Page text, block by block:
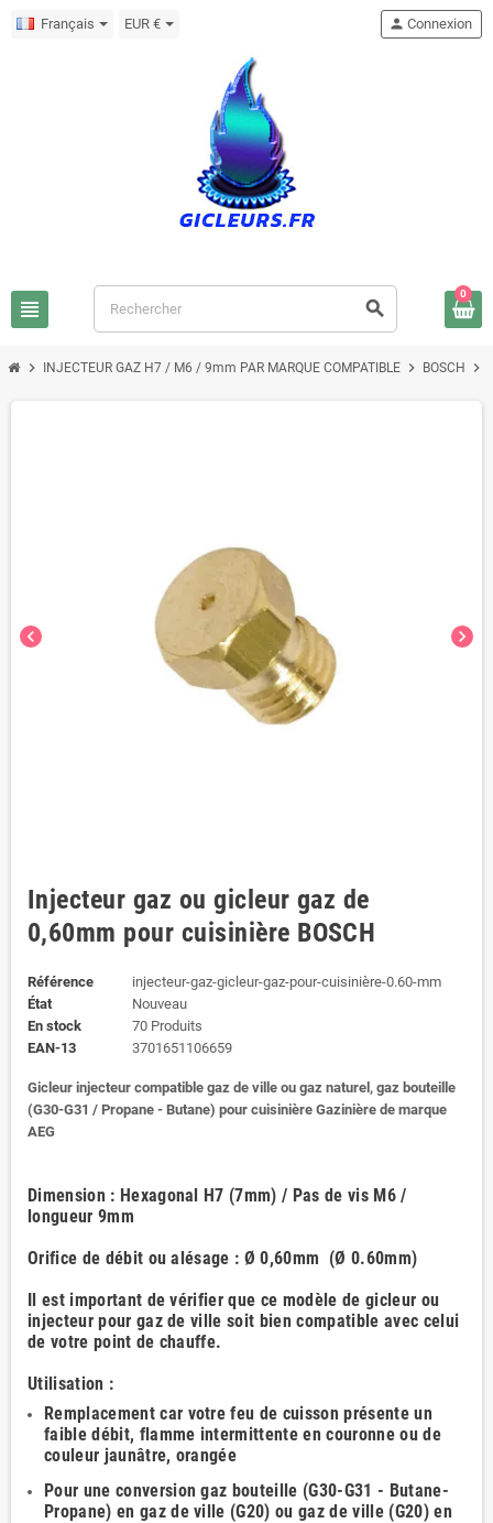
Français EUR €
view_headline search
person Connexion
0
chevron_right INJECTEUR GAZ H7 / M6 / 9mm PAR MARQUE COMPATIBLE chevron_right BOSCH chevron_right
chevron_left chevron_right
Injecteur gaz ou gicleur gaz de
0,60mm pour cuisinière BOSCH
Référence
injecteur-gaz-gicleur-gaz-pour-cuisinière-0.60-mm
État
Nouveau
En stock
70 Produits
EAN-13
3701651106659
Gicleur injecteur compatible gaz de ville ou gaz naturel, gaz bouteille
(G30-G31 / Propane - Butane) pour cuisinière Gazinière de marque
AEG
Dimension : Hexagonal H7 (7mm) / Pas de vis M6 /
longueur 9mm
Orifice de débit ou alésage : Ø 0,60mm (Ø 0.60mm)
Il est important de vérifier que ce modèle de gicleur ou
injecteur pour gaz de ville soit bien compatible avec celui
de votre point de chauffe.
Utilisation :
Remplacement car votre feu de cuisson présente un
faible débit, flamme intermittente en couronne ou de
couleur jaunâtre, orangée
Pour une conversion gaz bouteille (G30-G31 - Butane-
Propane) en gaz de ville (G20) ougaz de ville (G20) en